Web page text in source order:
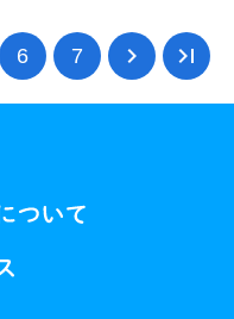
6 7 navigate_next last_page